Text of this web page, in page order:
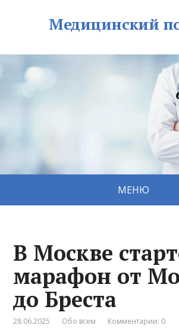
Медицинский
МЕНЮ
В Москве
марафон от
до Бреста
28.06.2025 Обо всем Комментарии: 0